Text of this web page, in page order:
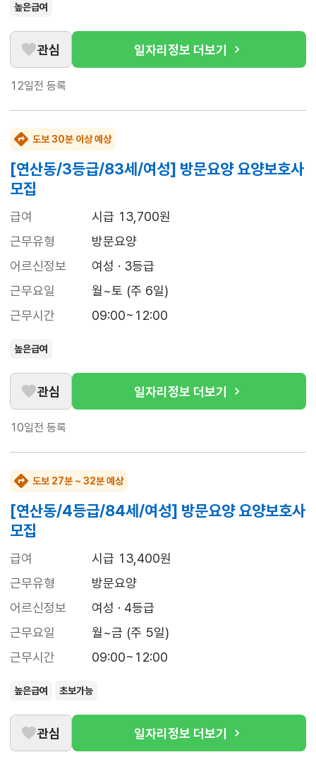
높은급여
관심 일자리정보 더보기
12일전 등록
도보 30분 이상 예상
[연산동/3등급/83세/여성] 방문요양 요양보호사
모집
급여
시급 13,700원
근무유형
방문요양
어르신정보
여성 · 3등급
근무요일
월~토 (주 6일)
근무시간
09:00~12:00
높은급여
관심 일자리정보 더보기
10일전 등록
도보 27분 ~ 32분 예상
[연산동/4등급/84세/여성] 방문요양 요양보호사
모집
급여
시급 13,400원
근무유형
방문요양
어르신정보
여성 · 4등급
근무요일
월~금 (주 5일)
근무시간
09:00~12:00
높은급여 초보가능
관심 일자리정보 더보기